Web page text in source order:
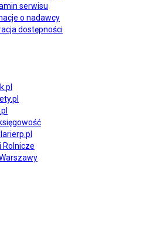
serwisu
o nadawcy
dostępności
Rolnicze